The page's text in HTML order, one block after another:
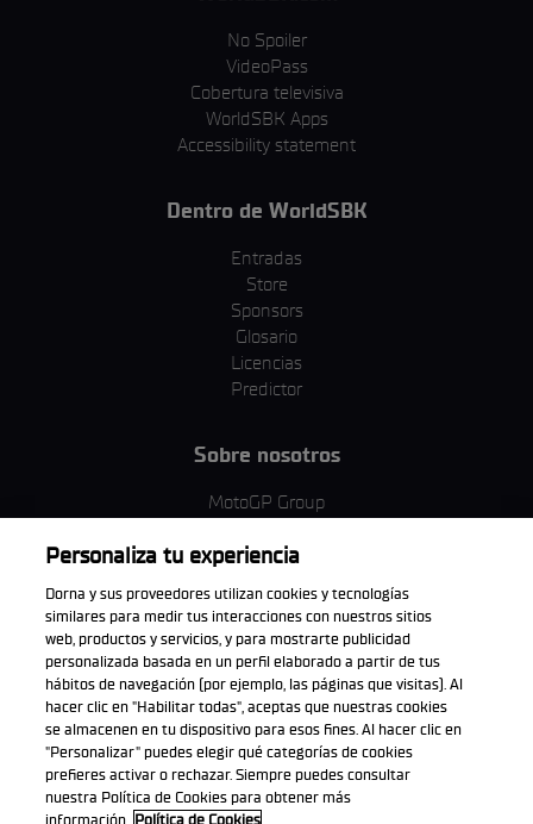
No Spoiler
VideoPass
Cobertura televisiva
WorldSBK Apps
Accessibility statement
Dentro de WorldSBK
Entradas
Store
Sponsors
Glosario
Licencias
Predictor
Sobre nosotros
MotoGP Group
Términos y condiciones
Política de privacidad
Política de compra
Descarga la aplicación oficial
Personaliza tu experiencia
Dorna y sus proveedores utilizan cookies y tecnologías
similares para medir tus interacciones con nuestros sitios
web, productos y servicios, y para mostrarte publicidad
personalizada basada en un perfil elaborado a partir de tus
hábitos de navegación (por ejemplo, las páginas que visitas). Al
hacer clic en "Habilitar todas", aceptas que nuestras cookies
se almacenen en tu dispositivo para esos fines. Al hacer clic en
"Personalizar" puedes elegir qué categorías de cookies
prefieres activar o rechazar. Siempre puedes consultar
nuestra Política de Cookies para obtener más
información. Política de Cookies